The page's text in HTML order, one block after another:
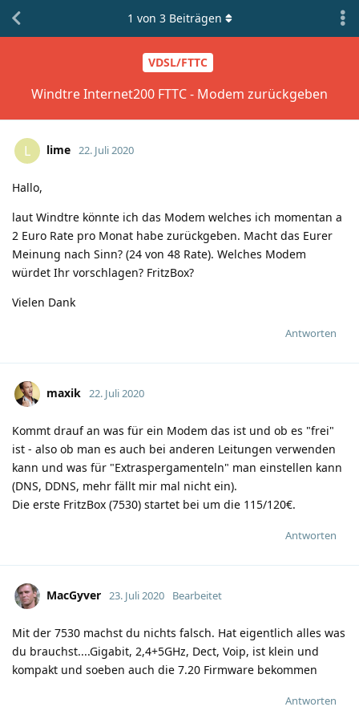
VDSL/FTTC
Windtre Internet200 FTTC - Modem zurückgeben
1 von 3Beiträgen
L lime 22. Juli 2020
Hallo,
laut Windtre könnte ich das Modem welches ich momentan a
2 Euro Rate pro Monat habe zurückgeben. Macht das Eurer
Meinung nach Sinn? (24 von 48 Rate). Welches Modem
würdet Ihr vorschlagen? FritzBox?
Vielen Dank
Antworten
maxik 22. Juli 2020
Kommt drauf an was für ein Modem das ist und ob es "frei"
ist - also ob man es auch bei anderen Leitungen verwenden
kann und was für "Extraspergamenteln" man einstellen kann
(DNS, DDNS, mehr fällt mir mal nicht ein).
Die erste FritzBox (7530) startet bei um die 115/120€.
Antworten
MacGyver 23. Juli 2020 Bearbeitet
Mit der 7530 machst du nichts falsch. Hat eigentlich alles was
du brauchst....Gigabit, 2,4+5GHz, Dect, Voip, ist klein und
kompakt und soeben auch die 7.20 Firmware bekommen
Antworten